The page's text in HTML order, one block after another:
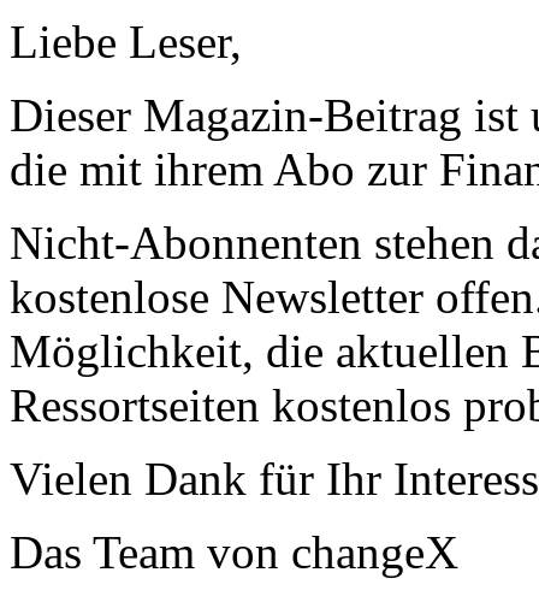
Liebe Leser,
Dieser Magazin-Beitrag ist
die mit ihrem Abo zur
Nicht-Abonnenten stehen
kostenlose Newsletter
Möglichkeit, die aktuellen
Ressortseiten kostenlos
Vielen Dank für Ihr
Das Team von changeX